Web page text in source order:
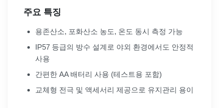
주요 특징
용존산소, 포화산소 농도, 온도 동시 측정 가능
IP57 등급의 방수 설계로 야외 환경에서도 안정적
사용
간편한 AA 배터리 사용 (테스트용 포함)
교체형 전극 및 액세서리 제공으로 유지관리 용이